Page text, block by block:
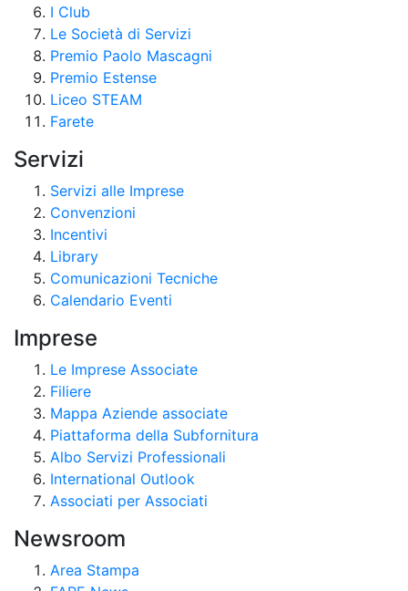
I Club
Le Società di Servizi
Premio Paolo Mascagni
Premio Estense
Liceo STEAM
Farete
Servizi
Servizi alle Imprese
Convenzioni
Incentivi
Library
Comunicazioni Tecniche
Calendario Eventi
Imprese
Le Imprese Associate
Filiere
Mappa Aziende associate
Piattaforma della Subfornitura
Albo Servizi Professionali
International Outlook
Associati per Associati
Newsroom
Area Stampa